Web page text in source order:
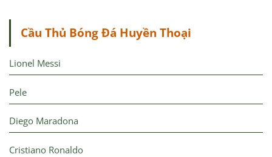
Cầu Thủ Bóng Đá Huyền Thoại
Lionel Messi
Pele
Diego Maradona
Cristiano Ronaldo